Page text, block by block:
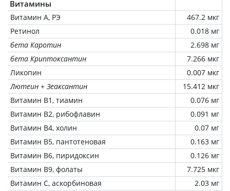
Витамины
Витамин А, РЭ
467.2 мкг
Ретинол
0.018 мг
бета Каротин
2.698 мг
бета Криптоксантин
7.266 мкг
Ликопин
0.007 мкг
Лютеин + Зеаксантин
15.412 мкг
Витамин В1, тиамин
0.076 мг
Витамин В2, рибофлавин
0.091 мг
Витамин В4, холин
0.07 мг
Витамин В5, пантотеновая
0.163 мг
Витамин В6, пиридоксин
0.126 мг
Витамин В9, фолаты
7.725 мкг
Витамин C, аскорбиновая
2.03 мг